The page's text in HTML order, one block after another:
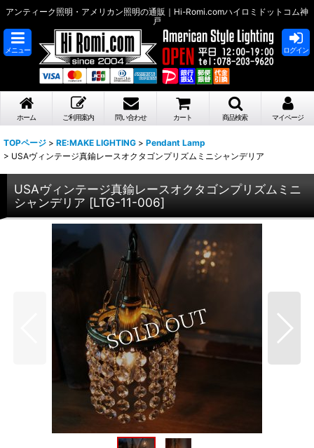
アンティーク照明・アメリカン照明の通販｜Hi-Romi.comハイロミドットコム神
戸
メニュー ログイン
ホーム ご利用案内 問い合わせ カート 商品検索 マイページ
TOPページ > RE:MAKE LIGHTING > Pendant Lamp
> USAヴィンテージ真鍮レースオクタゴンプリズムミニシャンデリア
USAヴィンテージ真鍮レースオクタゴンプリズムミニ
シャンデリア [LTG-11-006]